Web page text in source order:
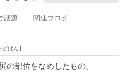
話題 関連ブログ
どばん】
の部位をなめしたもの。